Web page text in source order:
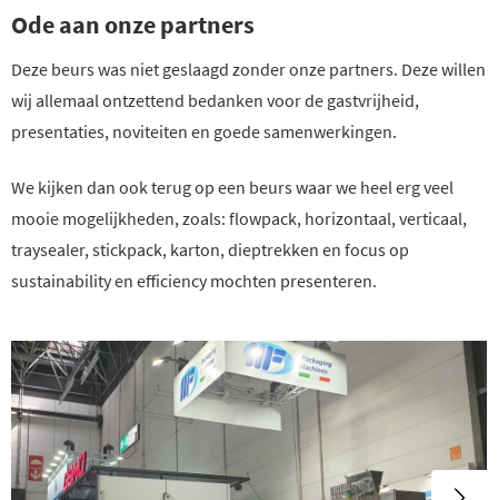
Ode aan onze partners
Deze beurs was niet geslaagd zonder onze partners. Deze willen
wij allemaal ontzettend bedanken voor de gastvrijheid,
presentaties, noviteiten en goede samenwerkingen.
We kijken dan ook terug op een beurs waar we heel erg veel
mooie mogelijkheden, zoals: flowpack, horizontaal, verticaal,
traysealer, stickpack, karton, dieptrekken en focus op
sustainability en efficiency mochten presenteren.